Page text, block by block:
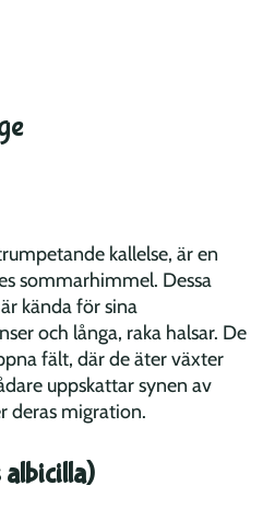
kallelse, är en
sommarhimmel. Dessa
kända för sina
och långa, raka halsar. De
fält, där de äter växter
uppskattar synen av
deras migration.
albicilla)